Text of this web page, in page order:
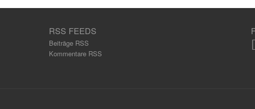
RSS FEEDS
Beiträge RSS
Kommentare RSS